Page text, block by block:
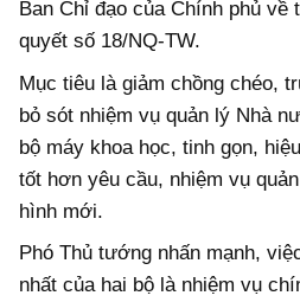
Ban Chỉ đạo của Chính phủ về
quyết số 18/NQ-TW.
Mục tiêu là giảm chồng chéo,
bỏ sót nhiệm vụ quản lý Nhà
bộ máy khoa học, tinh gọn,
tốt hơn yêu cầu, nhiệm vụ
hình mới.
Phó Thủ tướng nhấn mạnh,
nhất của hai bộ là nhiệm vụ